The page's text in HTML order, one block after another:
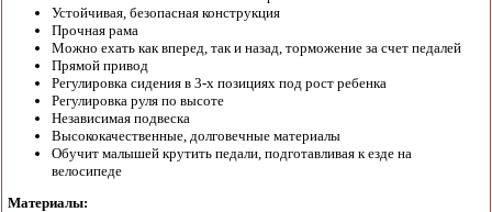
Устойчивая, безопасная конструкция
Прочная рама
Можно ехать как вперед, так и назад, торможение за счет педалей
Прямой привод
Регулировка сидения в 3-х позициях под рост ребенка
Регулировка руля по высоте
Независимая подвеска
Высококачественные, долговечные материалы
Обучит малышей крутить педали, подготавливая к езде на
велосипеде
Материалы: